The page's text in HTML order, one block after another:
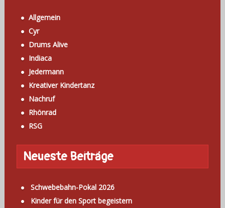
Allgemein
Cyr
Drums Alive
Indiaca
Jedermann
Kreativer Kindertanz
Nachruf
Rhönrad
RSG
Neueste Beiträge
Schwebebahn-Pokal 2026
Kinder für den Sport begeistern